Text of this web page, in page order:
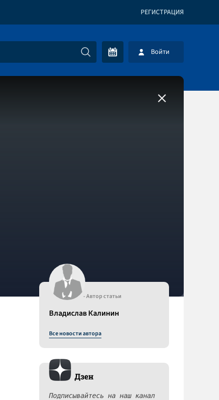
РЕГИСТРАЦИЯ
Войти
- Автор статьи
Владислав Калинин
Все новости автора
Дзен
Подписывайтесь на наш канал